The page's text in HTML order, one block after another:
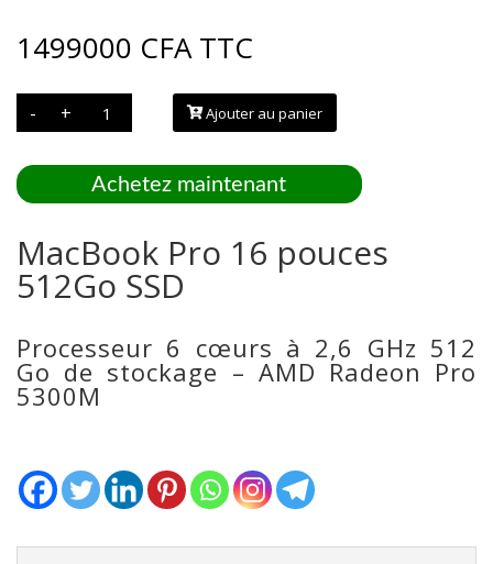
1499000 CFA TTC
-
quantité
MacBook
16
pouces
512Go
SSD
+ Ajouter au panier
Achetez maintenant
MacBook Pro 16 pouces
512Go SSD
Processeur 6 cœurs à 2,6 GHz 512
Go de stockage – AMD Radeon Pro
5300M